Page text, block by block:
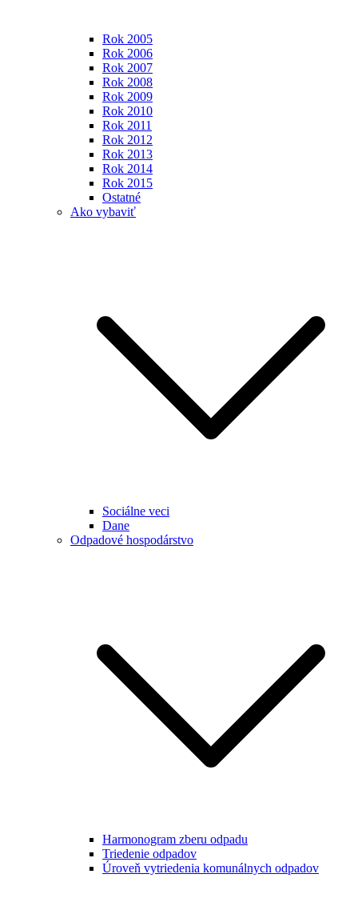
Rok 2005
Rok 2006
Rok 2007
Rok 2008
Rok 2009
Rok 2010
Rok 2011
Rok 2012
Rok 2013
Rok 2014
Rok 2015
Ostatné
Ako vybaviť
Sociálne veci
Dane
Odpadové hospodárstvo
Harmonogram zberu odpadu
Triedenie odpadov
Úroveň vytriedenia komunálnych odpadov